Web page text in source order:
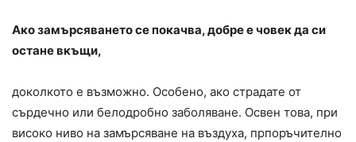
Ако замърсяването се покачва, добре е човек да си
остане вкъщи,
доколкото е възможно. Особено, ако страдате от
сърдечно или белодробно заболяване. Освен това, при
високо ниво на замърсяване на въздуха, прпоръчително